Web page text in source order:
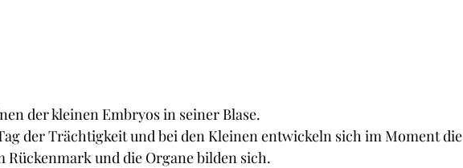
der kleinen Embryos in seiner Blase.
der Trächtigkeit und bei den Kleinen entwickeln sich im Moment die
Rückenmark und die Organe bilden sich.